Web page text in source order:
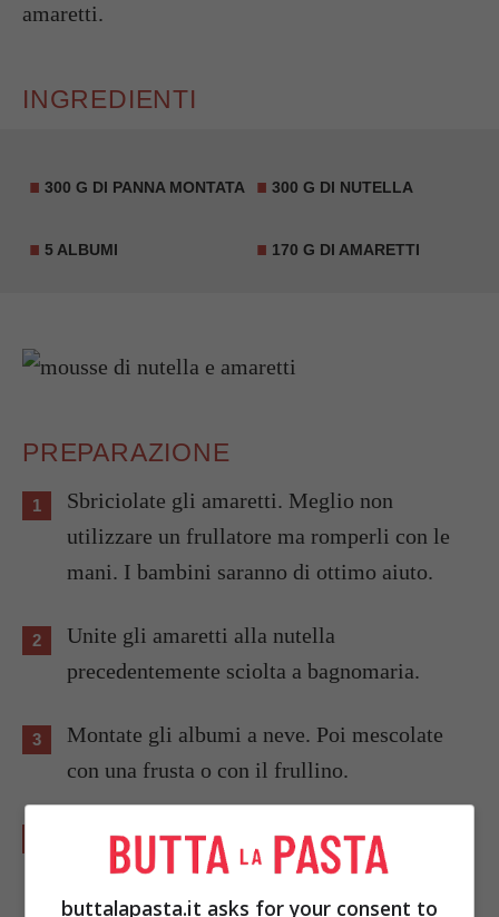
amaretti.
INGREDIENTI
300 G DI PANNA MONTATA 300 G DI NUTELLA
5 ALBUMI 170 G DI AMARETTI
PREPARAZIONE
Sbriciolate gli amaretti. Meglio non
utilizzare un frullatore ma romperli con le
mani. I bambini saranno di ottimo aiuto.
Unite gli amaretti alla nutella
precedentemente sciolta a bagnomaria.
Montate gli albumi a neve. Poi mescolate
con una frusta o con il frullino.
Versate in 6 coppe e lasciate in frigorifero
per almeno due ore prima di servire.
buttalapasta.it asks for your consent to